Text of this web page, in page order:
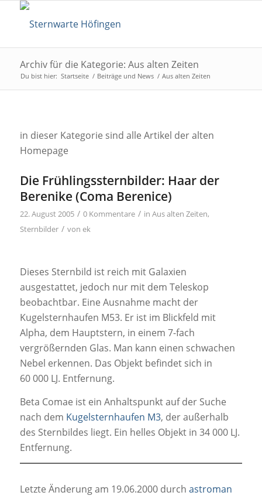
Archiv für die Kategorie: Aus alten Zeiten
Du bist hier: Startseite / Beiträge und News / Aus alten Zeiten
in dieser Kategorie sind alle Artikel der alten
Homepage
Die Frühlingssternbilder: Haar der
Berenike (Coma Berenice)
22. August 2005 / 0 Kommentare / in Aus alten Zeiten,
Sternbilder / von ek
Dieses Sternbild ist reich mit Galaxien
ausgestattet, jedoch nur mit dem Teleskop
beobachtbar. Eine Ausnahme macht der
Kugelsternhaufen M53. Er ist im Blickfeld mit
Alpha, dem Hauptstern, in einem 7-fach
vergrößernden Glas. Man kann einen schwachen
Nebel erkennen. Das Objekt befindet sich in
60 000 LJ. Entfernung.
Beta Comae ist ein Anhaltspunkt auf der Suche
nach dem Kugelsternhaufen M3, der außerhalb
des Sternbildes liegt. Ein helles Objekt in 34 000 LJ.
Entfernung.
Letzte Änderung am 19.06.2000 durch astroman